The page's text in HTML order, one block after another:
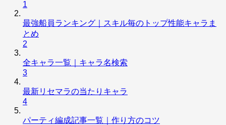
1
最強船員ランキング｜スキル毎のトップ性能キャラま
とめ
2
全キャラ一覧｜キャラ名検索
3
最新リセマラの当たりキャラ
4
パーティ編成記事一覧｜作り方のコツ